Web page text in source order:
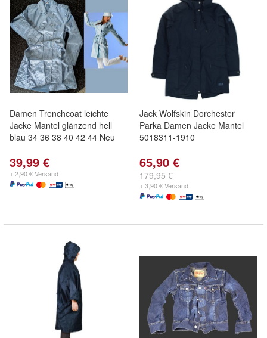
Damen Trenchcoat leichte
Jacke Mantel glänzend hell
blau 34 36 38 40 42 44 Neu
39,99 €
+ 2,90 € Versand
Jack Wolfskin Dorchester
Parka Damen Jacke Mantel
5018311-1910
65,90 €
179,95 €
+ 3,90 € Versand